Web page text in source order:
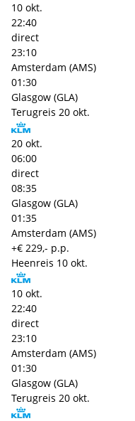
10 okt.
22:40
direct
23:10
Amsterdam (AMS)
01:30
Glasgow (GLA)
Terugreis 20 okt.
20 okt.
06:00
direct
08:35
Glasgow (GLA)
01:35
Amsterdam (AMS)
+€ 229,- p.p.
Heenreis 10 okt.
10 okt.
22:40
direct
23:10
Amsterdam (AMS)
01:30
Glasgow (GLA)
Terugreis 20 okt.